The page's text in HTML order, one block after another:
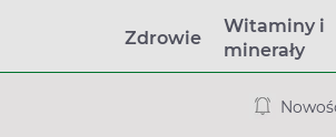
Zdrowie
Witaminy i
minerały